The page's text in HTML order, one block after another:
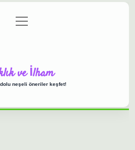
Politikası
menüyü
aç
ve İlham
neşeli öneriler keşfet!